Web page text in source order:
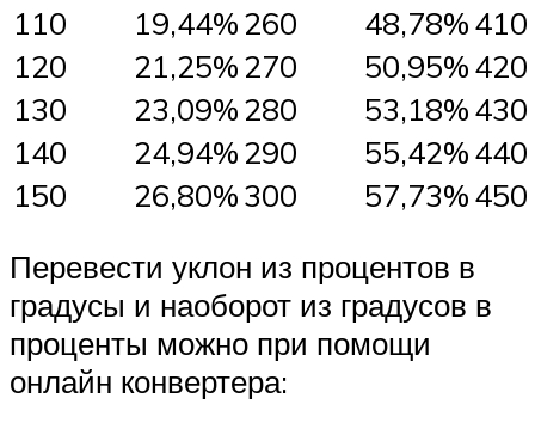
110
19,44%260 48,78%410
120
21,25%270 50,95%420
130
23,09%280 53,18%430
140
24,94%290 55,42%440
150
26,80%300 57,73%450
Перевести уклон из процентов в
градусы и наоборот из градусов в
проценты можно при помощи
онлайн конвертера: